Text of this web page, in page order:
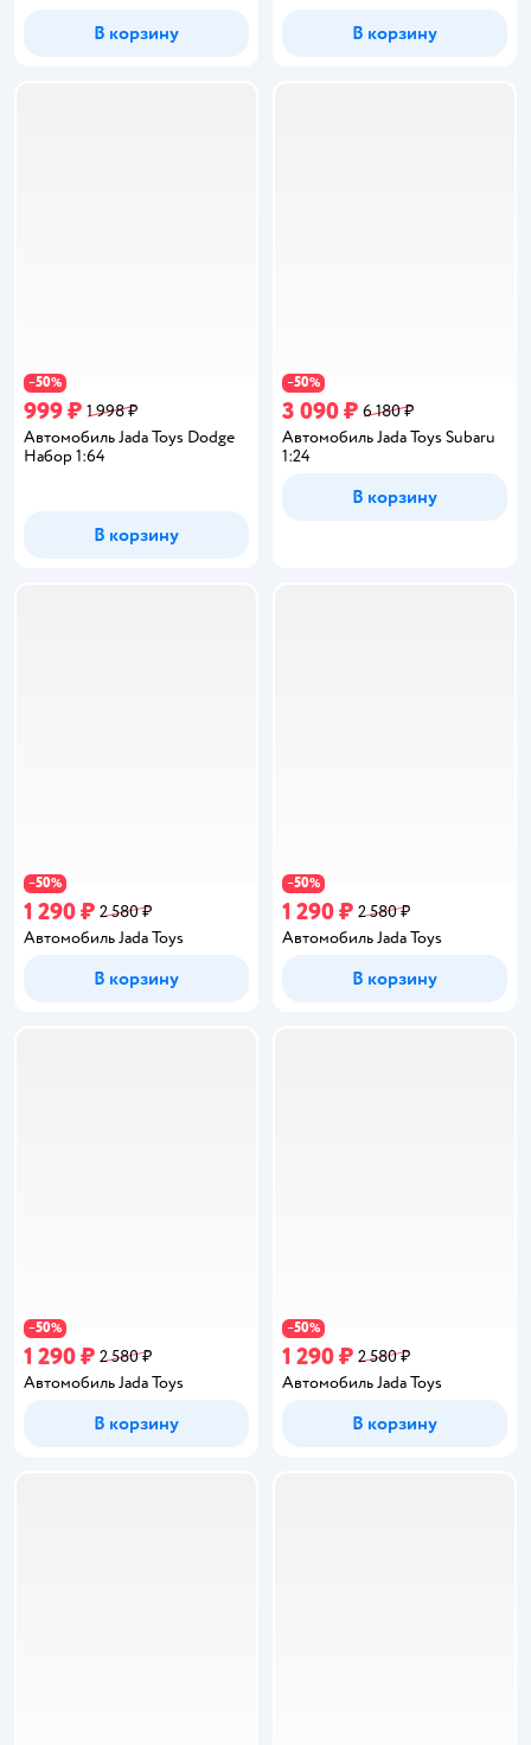
В корзину В корзину
−50%
999 ₽ 1 998 ₽
Автомобиль Jada Toys Dodge
Набор 1:64
В корзину
−50%
3 090 ₽ 6 180 ₽
Автомобиль Jada Toys Subaru
1:24
В корзину
−50%
1 290 ₽ 2 580 ₽
Автомобиль Jada Toys
В корзину
−50%
1 290 ₽ 2 580 ₽
Автомобиль Jada Toys
В корзину
−50%
1 290 ₽ 2 580 ₽
Автомобиль Jada Toys
В корзину
−50%
1 290 ₽ 2 580 ₽
Автомобиль Jada Toys
В корзину